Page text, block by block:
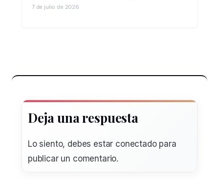
7 de julio de 2026
Deja una respuesta
Lo siento, debes estar conectadopara
publicar un comentario.